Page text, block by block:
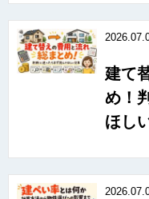
建て
め！
ほし